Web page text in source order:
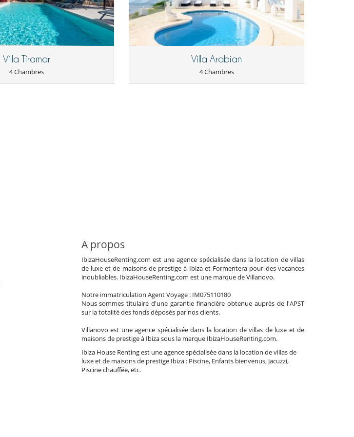
Villa Tiramar
4 Chambres
Villa Arabian
4 Chambres
A propos
IbizaHouseRenting.com est une agence spécialisée dans la location de villas
de luxe et de maisons de prestige à Ibiza et Formentera pour des vacances
inoubliables. IbizaHouseRenting.com est une marque de Villanovo.
Notre immatriculation Agent Voyage : IM075110180
Nous sommes titulaire d'une garantie financière obtenue auprès de l'APST
sur la totalité des fonds déposés par nos clients.
Villanovo est une agence spécialisée dans la location de villas de luxe et de
maisons de prestige à Ibiza sous la marque IbizaHouseRenting.com.
Ibiza House Renting est une agence spécialisée dans la location de villas de
luxe et de maisons de prestige Ibiza : Piscine, Enfants bienvenus, Jacuzzi,
Piscine chauffée, etc.